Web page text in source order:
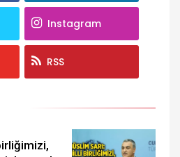
Instagram
RSS